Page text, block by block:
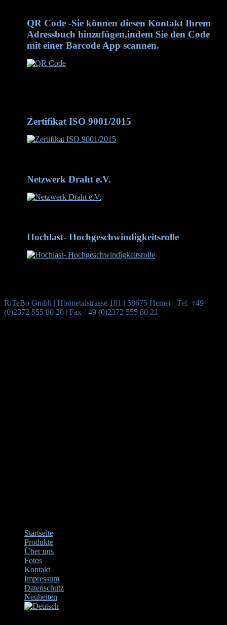
QR Code -Sie können diesen Kontakt Ihrem
Adressbuch hinzufügen,indem Sie den Code
mit einer Barcode App scannen.
Zertifikat ISO 9001/2015
Netzwerk Draht e.V.
Hochlast- Hochgeschwindigkeitsrolle
RiTeBo Gmbh | Hönnetalstrasse 181 | 58675 Hemer | Tel. +49
(0)2372 555 80 20 | Fax +49 (0)2372 555 80 21
Startseite
Produkte
Über uns
Fotos
Kontakt
Impressum
Datenschutz
Neuheiten